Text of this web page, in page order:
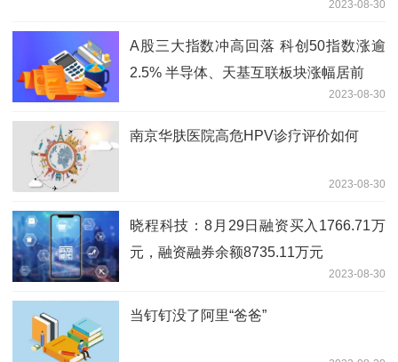
2023-08-30
A股三大指数冲高回落 科创50指数涨逾
2.5% 半导体、天基互联板块涨幅居前
2023-08-30
南京华肤医院高危HPV诊疗评价如何
2023-08-30
晓程科技：8月29日融资买入1766.71万
元，融资融券余额8735.11万元
2023-08-30
当钉钉没了阿里“爸爸”